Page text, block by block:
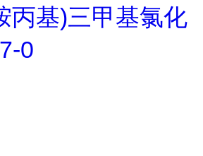
丙基)三甲基氯化
0